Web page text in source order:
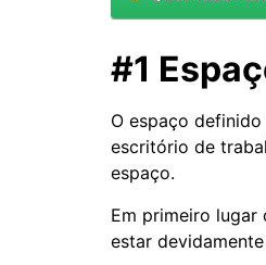
#1
O espaço
escritório de
espaço.
Em primeiro lugar
estar